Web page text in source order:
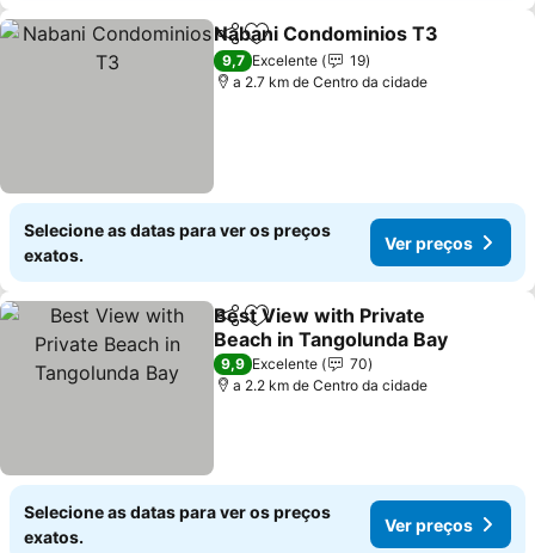
PartilharAdicionar aos favoritos
Nabani Condominios T3
9,7 Excelente
19
a 2.7 km de Centro da cidade
Selecione as datas para ver os preços
exatos.
Ver preços
PartilharAdicionar aos favoritos
Best View with Private
Beach in Tangolunda Bay
Ver preços
9,9 Excelente
70
a 2.2 km de Centro da cidade
Selecione as datas para ver os preços
exatos.
Ver preços